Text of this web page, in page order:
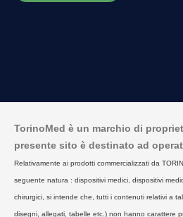
TorinoMed è un marchio di
presente sito è destinato ad
Relativamente ai prodotti commercializzati da
seguente natura : dispositivi medici, dispositivi
chirurgici, si intende che, tutti i contenuti relativi a
disegni, allegati, tabelle etc.) non hanno carattere